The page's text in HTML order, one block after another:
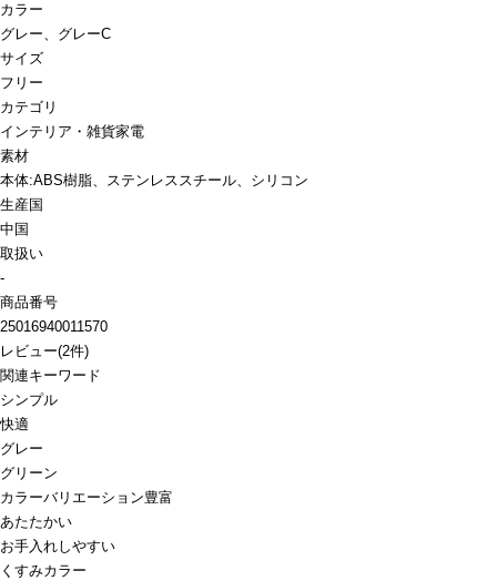
カラー
グレー、グレーC
サイズ
フリー
カテゴリ
インテリア・雑貨家電
素材
本体:ABS樹脂、ステンレススチール、シリコン
生産国
中国
取扱い
-
商品番号
25016940011570
レビュー(2件)
関連キーワード
シンプル
快適
グレー
グリーン
カラーバリエーション豊富
あたたかい
お手入れしやすい
くすみカラー